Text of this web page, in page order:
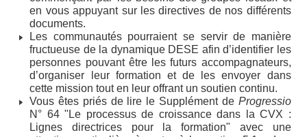
en vous appuyant sur les directives de nos différents
documents.
Les communautés pourraient se servir de manière
fructueuse de la dynamique DESE afin d’identifier les
personnes pouvant être les futurs accompagnateurs,
d’organiser leur formation et de les envoyer dans
cette mission tout en leur offrant un soutien continu.
Vous êtes priés de lire le Supplément de Progressio
N° 64 "Le processus de croissance dans la CVX :
Lignes directrices pour la formation" avec une